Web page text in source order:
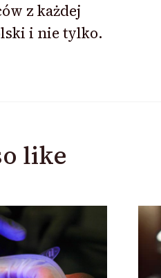
z każdej
i nie tylko.
like